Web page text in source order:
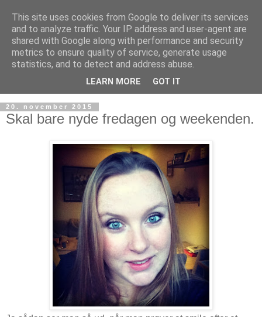
20. november 2015
Skal bare nyde fredagen og weekenden.
This site uses cookies from Google to deliver its services
and to analyze traffic. Your IP address and user-agent are
shared with Google along with performance and security
metrics to ensure quality of service, generate usage
statistics, and to detect and address abuse.
LEARN MORE GOT IT